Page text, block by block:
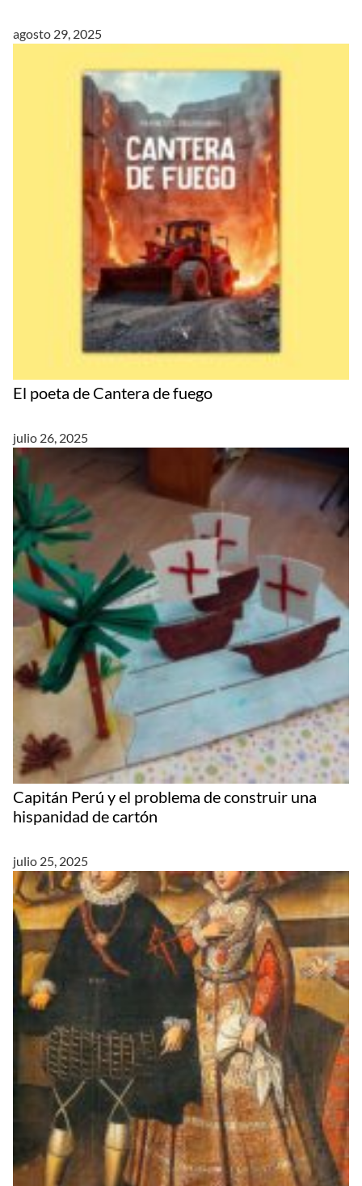
agosto 29, 2025
El poeta de Cantera de fuego
julio 26, 2025
Capitán Perú y el problema de construir una
hispanidad de cartón
julio 25, 2025